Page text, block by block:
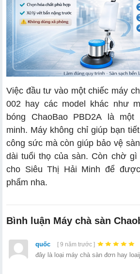
Việc đầu tư vào một chiếc máy
002 hay các model khác như
bóng ChaoBao PBD2A là một
minh. Máy không chỉ giúp bạn
công sức mà còn giúp bảo vệ
dài tuổi thọ của sàn. Còn chờ
cho Siêu Thị Hải Minh để
phẩm nha.
Bình luận Máy chà sàn
quốc [ 9 năm trước ]
đây là loại máy chà sàn đơn hay